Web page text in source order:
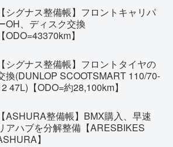
【シグナス整備帳】フロントキャリパ
OH、ディスク交換
【ODO=43370km】
【シグナス整備帳】フロントタイヤの
換(DUNLOP SCOOTSMART 110/70-
47L)【ODO=約28,100km】
【ASHURA整備帳】BMX購入、早速
アハブを分解整備【ARESBIKES
】